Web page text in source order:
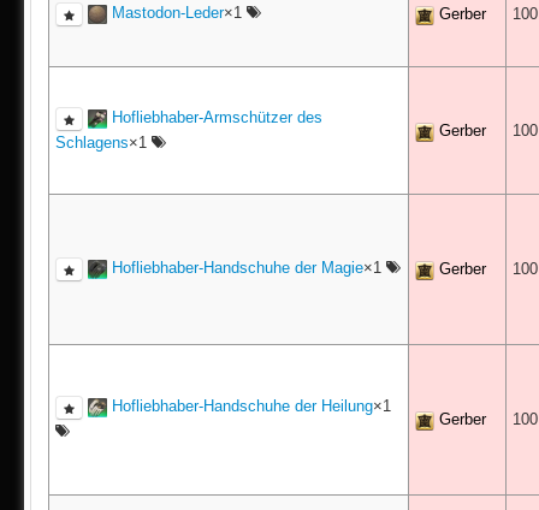
Mastodon-Leder×1 Gerber
Hofliebhaber-Armschützer des
Schlagens×1
Gerber
Hofliebhaber-Handschuhe der Magie×1 Gerber
Hofliebhaber-Handschuhe der Heilung×1
Gerber